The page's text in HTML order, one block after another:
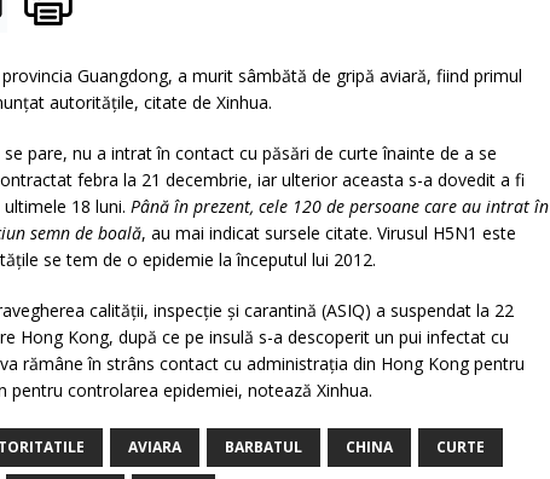
Guangdong, a murit sâmbătă de gripă aviară, fiind primul
autorităţile, citate de Xinhua.
pare, nu a intrat în contact cu păsări de curte înainte de a se
febra la 21 decembrie, iar ulterior aceasta s-a dovedit a fi
18 luni. Până în prezent, cele 120 de persoane care au intrat în
semn de boală, au mai indicat sursele citate. Virusul H5N1 este
se tem de o epidemie la începutul lui 2012.
calităţii, inspecţie şi carantină (ASIQ) a suspendat la 22
Hong Kong, după ce pe insulă s-a descoperit un pui infectat cu
rămâne în strâns contact cu administraţia din Hong Kong pentru
controlarea epidemiei, notează Xinhua.
AVIARA BARBATUL CHINA CURTE